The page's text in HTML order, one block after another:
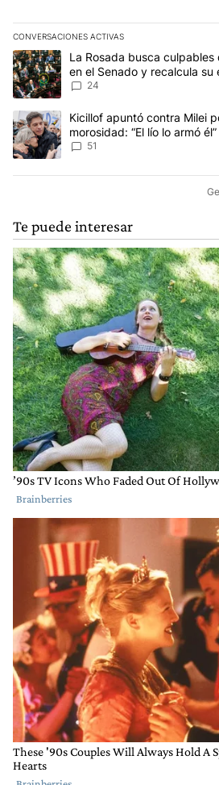
CONVERSACIONES ACTIVAS
Este listado muestra los artículos con
Un artículo de tendencia con el título
La Rosada busca
en el Senado y recalcula su
24
Un artículo de tendencia con el título
Kicillof apuntó contra Milei
morosidad: “El lío lo armó él”
51